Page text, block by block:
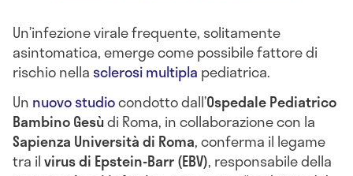
Un’infezione virale frequente, solitamente
asintomatica, emerge come possibile fattore di
rischio nella sclerosi multipla pediatrica.
Un nuovo studiocondotto dall’Ospedale Pediatrico
Bambino Gesùdi Roma, in collaborazione con la
Sapienza Università di Roma, conferma il legame
tra ilvirus di Epstein-Barr (EBV), responsabile della